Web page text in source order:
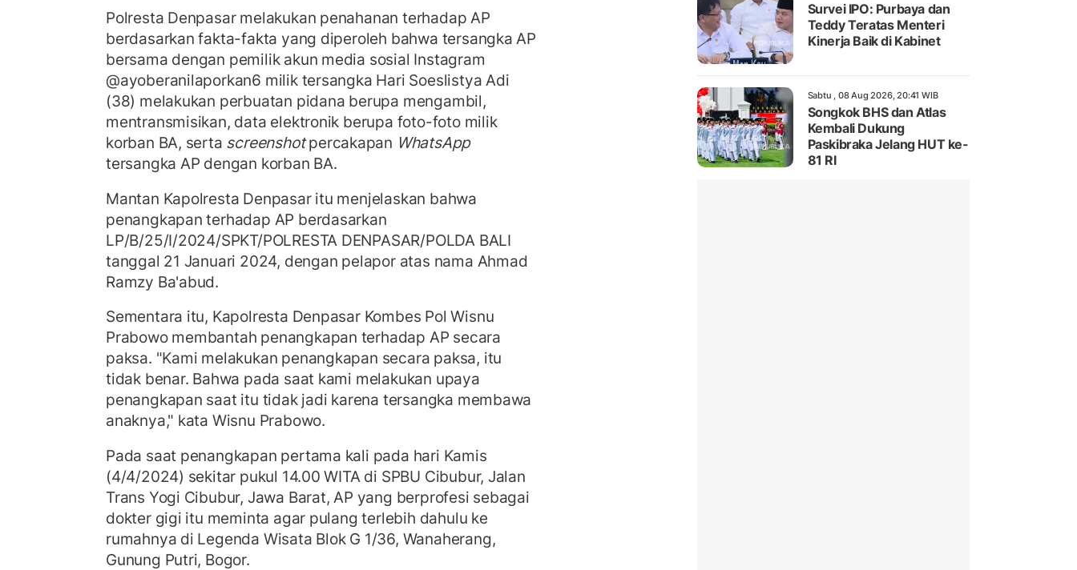
Polresta Denpasar melakukan penahanan terhadap AP
berdasarkan fakta-fakta yang diperoleh bahwa tersangka AP
bersama dengan pemilik akun media sosial Instagram
@ayoberanilaporkan6 milik tersangka Hari Soeslistya Adi
(38) melakukan perbuatan pidana berupa mengambil,
mentransmisikan, data elektronik berupa foto-foto milik
korban BA, serta screenshotpercakapan WhatsApp
tersangka AP dengan korban BA.
Mantan Kapolresta Denpasar itu menjelaskan bahwa
penangkapan terhadap AP berdasarkan
LP/B/25/I/2024/SPKT/POLRESTA DENPASAR/POLDA BALI
tanggal 21 Januari 2024, dengan pelapor atas nama Ahmad
Ramzy Ba'abud.
Sementara itu, Kapolresta Denpasar Kombes Pol Wisnu
Prabowo membantah penangkapan terhadap AP secara
paksa. "Kami melakukan penangkapan secara paksa, itu
tidak benar. Bahwa pada saat kami melakukan upaya
penangkapan saat itu tidak jadi karena tersangka membawa
anaknya," kata Wisnu Prabowo.
Pada saat penangkapan pertama kali pada hari Kamis
(4/4/2024) sekitar pukul 14.00 WITA di SPBU Cibubur, Jalan
Trans Yogi Cibubur, Jawa Barat, AP yang berprofesi sebagai
dokter gigi itu meminta agar pulang terlebih dahulu ke
rumahnya di Legenda Wisata Blok G 1/36, Wanaherang,
Gunung Putri, Bogor.
Survei IPO: Purbaya dan
Teddy Teratas Menteri
Kinerja Baik di Kabinet
Sabtu , 08 Aug 2026, 20:41 WIB
Songkok BHS dan Atlas
Kembali Dukung
Paskibraka Jelang HUT ke-
81 RI